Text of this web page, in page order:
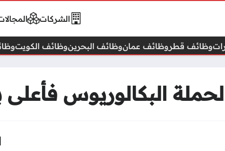
الشركات
وظائف قطروظائف عمانوظائف البحرينوظائف الكويت
البكالوريوس فأعلى